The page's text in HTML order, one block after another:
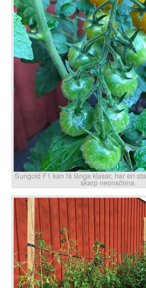
Sungold F1 kan få långa klasar, har en
skarp neonsötma.